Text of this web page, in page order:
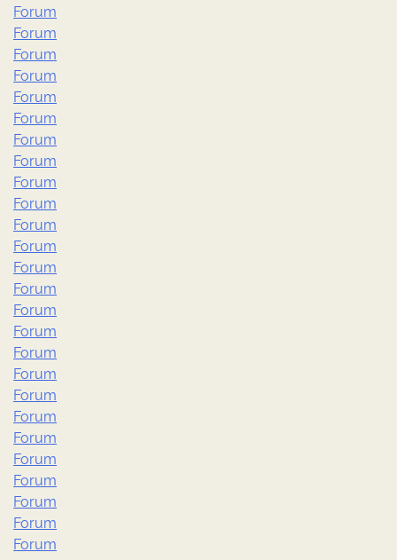
Forum
Forum
Forum
Forum
Forum
Forum
Forum
Forum
Forum
Forum
Forum
Forum
Forum
Forum
Forum
Forum
Forum
Forum
Forum
Forum
Forum
Forum
Forum
Forum
Forum
Forum